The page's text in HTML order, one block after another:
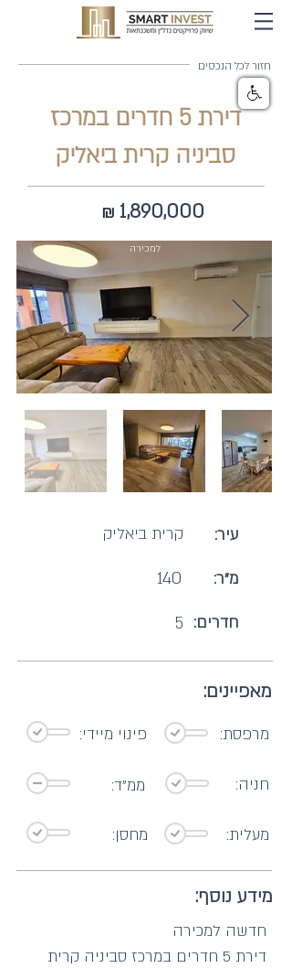
חזור לכל הנכסים
דירת 5 חדרים במרכז
סביניה קרית ביאליק
₪ 1,890,000
למכירה
קרית ביאליק עיר:
140 מ"ר:
5 חדרים:
מאפיינים:
פינוי מיידי: מרפסת:
ממ"ד: חניה:
מחסן: מעלית:
מידע נוסף:
חדשה למכירה
דירת 5 חדרים במרכז סביניה קרית